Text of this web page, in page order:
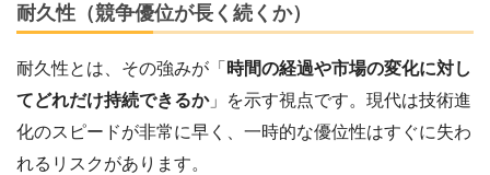
耐久性（競争優位が長く続くか）
耐久性とは、その強みが「 時間の経過や市場の変化に対し
てどれだけ持続できるか」を示す視点です。現代は技術進
化のスピードが非常に早く、一時的な優位性はすぐに失わ
れるリスクがあります。